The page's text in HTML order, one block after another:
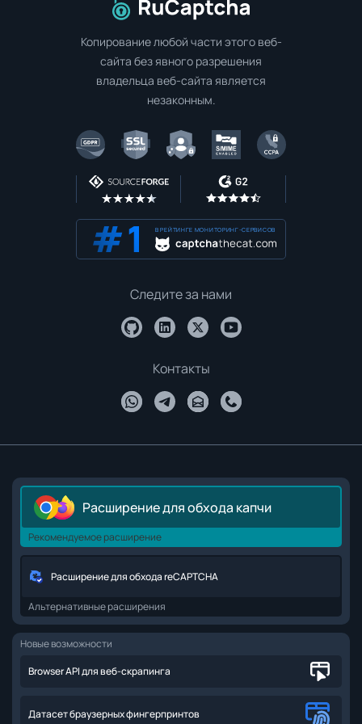
Перейти на главную страницу
Копирование любой части этого веб-
сайта без явного разрешения
владельца веб-сайта является
незаконным.
В РЕЙТИНГЕ МОНИТОРИНГ-СЕРВИСОВ
Следите за нами
Контакты
Расширение для обхода капчи
Рекомендуемое расширение
Расширение для обхода reCAPTCHA
Альтернативные расширения
Новые возможности
Browser API для веб-скрапинга
Датасет браузерных фингерпринтов